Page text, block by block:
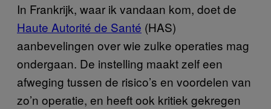
In Frankrijk, waar ik vandaan kom, doet de
Haute Autorité de Santé (HAS)
aanbevelingen over wie zulke operaties mag
ondergaan. De instelling maakt zelf een
afweging tussen de risico’s en voordelen van
zo’n operatie, en heeft ook kritiek gekregen